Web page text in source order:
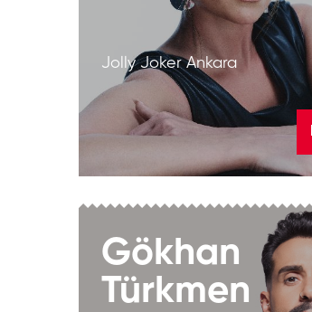
Jolly Joker Ankara
Gökhan
Türkmen